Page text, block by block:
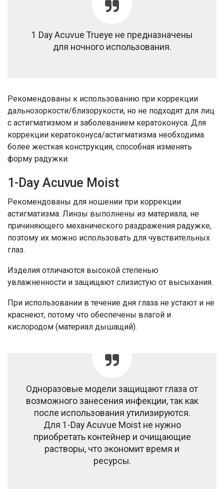
1 Day Acuvue Trueye не предназначены
для ночного использования.
Рекомендованы к использованию при коррекции
дальнозоркости/близорукости, но не подходят для лиц
с астигматизмом и заболеванием кератоконуса. Для
коррекции кератоконуса/астигматизма необходима
более жесткая конструкция, способная изменять
форму радужки.
1-Day Acuvue Moist
Рекомендованы для ношении при коррекции
астигматизма. Линзы выполнены из материала, не
причиняющего механического раздражения радужке,
поэтому их можно использовать для чувствительных
глаз.
Изделия отличаются высокой степенью
увлажненности и защищают слизистую от высыхания.
При использовании в течение дня глаза не устают и не
краснеют, потому что обеспечены влагой и
кислородом (материал дышащий).
Одноразовые модели защищают глаза от
возможного занесения инфекции, так как
после использования утилизируются.
Для 1-Day Acuvue Moist не нужно
приобретать контейнер и очищающие
растворы, что экономит время и
ресурсы.